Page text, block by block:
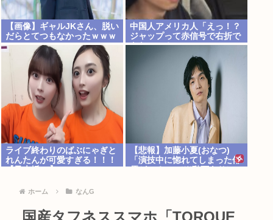
【画像】ギャルJKさん、脱い
だらとてつもなかったｗｗｗ
中国人アメリカ人「えっ！？
ジャップって赤信号で右折で
きないの？」
ライブ終わりのばぶにゃぎと
れんたんが可愛すぎる！！！
【悲報】加藤小夏(おなつ)
「演技中に惚れてしまった俳
ホーム なんG
国産タフネススマホ「TORQUE